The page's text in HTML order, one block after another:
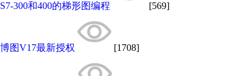
S7-300和400的梯形图编程 [569]
博图V17最新授权 [1708]